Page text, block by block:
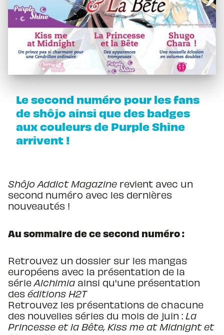
Le second numéro pour les fans
de shôjo ainsi que des badges
aux couleurs de Purple Shine
arrivent !
Shôjo Addict Magazine revient avec un
second numéro avec les dernières
nouveautés !
Au sommaire de ce second numéro :
Retrouvez un dossier sur les mangas
européens avec la présentation de la
sérieAlchimia ainsi qu'une présentation
des éditions H2T
Retrouvez les présentations de chacune
des nouvelles séries du mois de juin : La
Princesse et la Bête, Kiss me at Midnight et